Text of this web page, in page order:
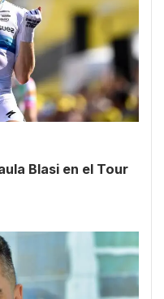
Blasi en el Tour